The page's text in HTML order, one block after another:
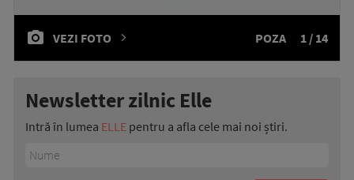
VEZI FOTO POZA 1 / 14
Newsletter zilnic Elle
Intră în lumea ELLE pentru a afla cele mai noi știri.